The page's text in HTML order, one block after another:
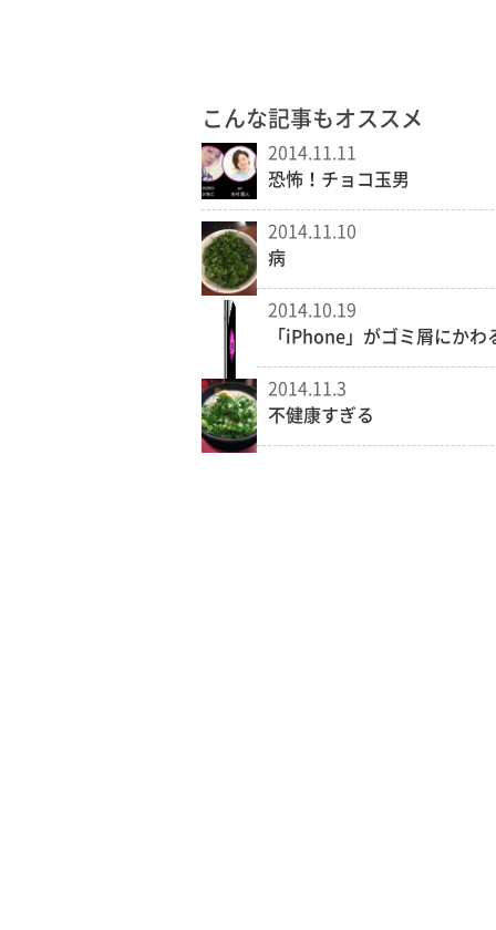
こんな記事もオススメ
2014.11.11
恐怖！チョコ玉男
2014.11.10
病
2014.10.19
「iPhone」がゴミ屑にかわ
2014.11.3
不健康すぎる